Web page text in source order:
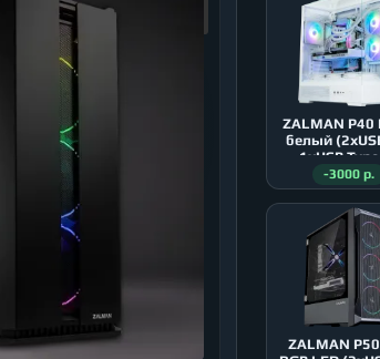
ZALMAN P40
белый
1xUSB
-3000 р.
ZALMAN